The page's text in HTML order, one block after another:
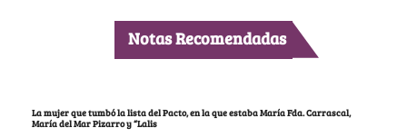
Notas Recomendadas
La mujer que tumbó la lista del Pacto, en la que estaba María Fda. Carrascal,
María del Mar Pizarro y “Lalis